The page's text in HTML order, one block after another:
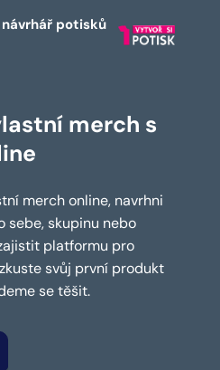
potisků
merch s
merch online, navrhni
sebe, skupinu nebo
platformu pro
svůj první produkt
se těšit.